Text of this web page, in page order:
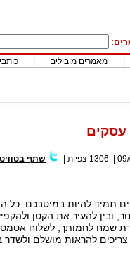
מאמרים מובילים
עסקים
1306 צפיות שתף
תמיד להיות במיטבכם. כל
ובין להעיר את הקטן
שמח לחמותך, לשלוח אסמס
צריכים להראות מושלם ולשדר